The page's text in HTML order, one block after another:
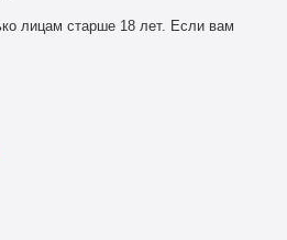
лицам старше 18 лет. Если вам